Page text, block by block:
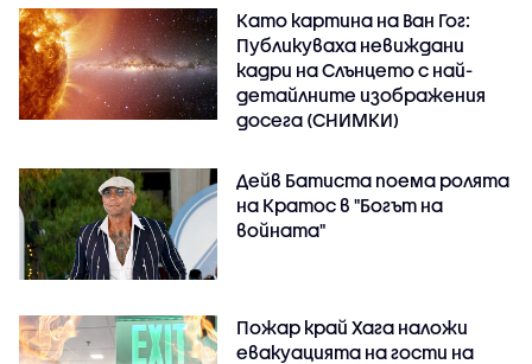
Като картина на Ван Гог:
Публикуваха невиждани
кадри на Слънцето с най-
детайлните изображения
досега (СНИМКИ)
Дейв Батиста поема ролята
на Кратос в "Богът на
войната"
Пожар край Хага наложи
евакуацията на гости на